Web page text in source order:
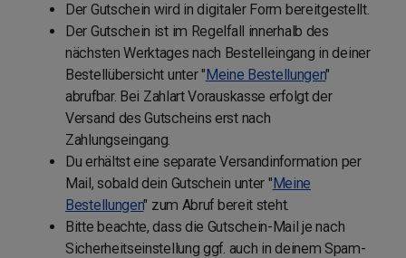
Der Gutschein wird in digitaler Form bereitgestellt.
Der Gutschein ist im Regelfall innerhalb des
nächsten Werktages nach Bestelleingang in deiner
Bestellübersicht unter "Meine Bestellungen"
abrufbar. Bei Zahlart Vorauskasse erfolgt der
Versand des Gutscheins erst nach
Zahlungseingang.
Du erhältst eine separate Versandinformation per
Mail, sobald dein Gutschein unter "Meine
Bestellungen" zum Abruf bereit steht.
Bitte beachte, dass die Gutschein-Mail je nach
Sicherheitseinstellung ggf. auch in deinem Spam-